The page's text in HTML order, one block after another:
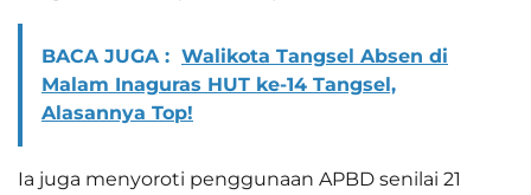
BACA JUGA : Walikota Tangsel Absen di
Malam Inaguras HUT ke-14 Tangsel,
Alasannya Top!
Ia juga menyoroti penggunaan APBD senilai 21